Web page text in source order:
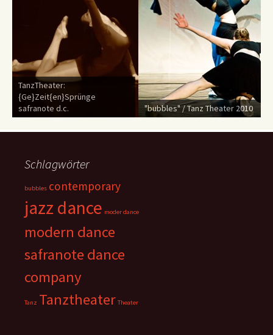
TanzTheater:
{Ge}Zeit{en}Sprünge
safranote d.c.
"bubbles" / Tanz Theater 2010
Schlagwörter
bubbles contemporary
jazz dance moder dance
modern dance
safranote dance
company
Tanz Tanztheater Theater